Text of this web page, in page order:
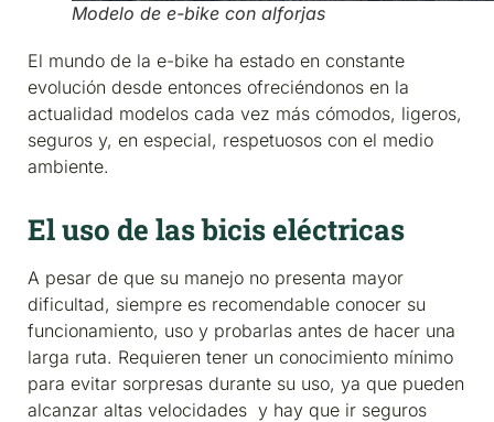
Modelo de e-bike con alforjas
El mundo de la e-bike ha estado en constante
evolución desde entonces ofreciéndonos en la
actualidad modelos cada vez más cómodos, ligeros,
seguros y, en especial, respetuosos con el medio
ambiente.
El uso de las bicis eléctricas
A pesar de que su manejo no presenta mayor
dificultad, siempre es recomendable conocer su
funcionamiento, uso y probarlas antes de hacer una
larga ruta. Requieren tener un conocimiento mínimo
para evitar sorpresas durante su uso, ya que pueden
alcanzar altas velocidades y hay que ir seguros